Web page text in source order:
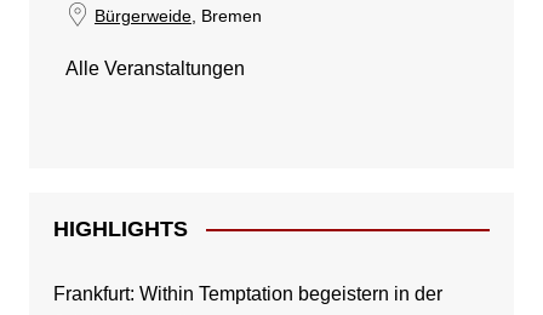
Bürgerweide, Bremen
Alle Veranstaltungen
HIGHLIGHTS
Frankfurt: Within Temptation begeistern in der